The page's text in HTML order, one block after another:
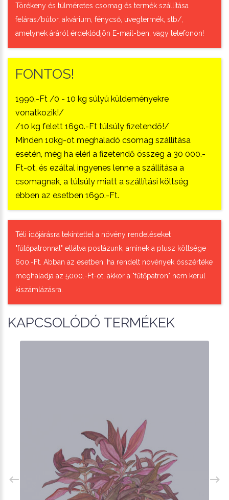
Törékeny és túlméretes csomag és termék szállítása
feláras/bútor, akvárium, fénycső, üvegtermék, stb/,
amelynek áráról érdeklődjön E-mail-ben, vagy telefonon!
FONTOS!
1990.-Ft /0 - 10 kg súlyú küldeményekre
vonatkozik!/
/10 kg felett 1690.-Ft túlsúly fizetendő!/
Minden 10kg-ot meghaladó csomag szállítása
esetén, még ha eléri a fizetendő összeg a 30 000.-
Ft-ot, és ezáltal ingyenes lenne a szállítása a
csomagnak, a túlsúly miatt a szállítási költség
ebben az esetben 1690.-Ft.
Téli időjárásra tekintettel a növény rendeléseket
"fűtőpatronnal" ellátva postázunk, aminek a plusz költsége
600.-Ft. Abban az esetben, ha rendelt növények összértéke
meghaladja az 5000.-Ft-ot, akkor a "fűtőpatron" nem kerül
kiszámlázásra.
KAPCSOLÓDÓ TERMÉKEK